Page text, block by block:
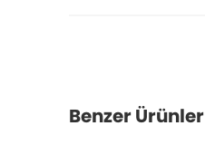
Benzer Ürünler